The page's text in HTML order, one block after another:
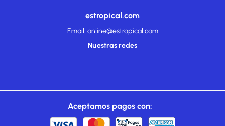
estropical.com
Email: online@estropical.com
Nuestras redes
Aceptamos pagos con: